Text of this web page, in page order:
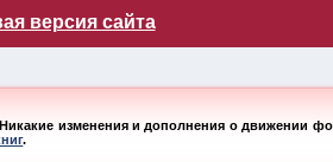
версия сайта
изменения и дополнения о движении
.